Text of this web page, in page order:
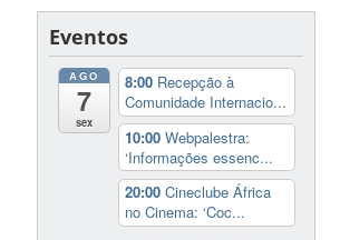
Eventos
AGO
7
sex
8:00 Recepção à
Comunidade Internacio...
10:00Webpalestra:
‘Informações essenc...
20:00Cineclube África
no Cinema: ‘Coc...